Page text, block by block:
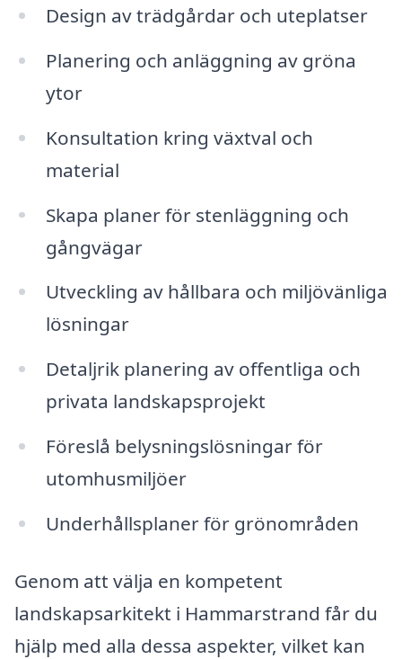
Design av trädgårdar och uteplatser
Planering och anläggning av gröna
ytor
Konsultation kring växtval och
material
Skapa planer för stenläggning och
gångvägar
Utveckling av hållbara och miljövänliga
lösningar
Detaljrik planering av offentliga och
privata landskapsprojekt
Föreslå belysningslösningar för
utomhusmiljöer
Underhållsplaner för grönområden
Genom att välja en kompetent
landskapsarkitekt i Hammarstrand får du
hjälp med alla dessa aspekter, vilket kan